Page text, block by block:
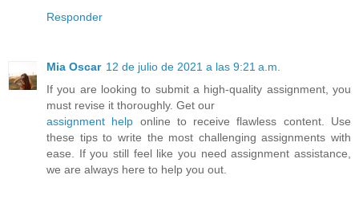
Responder
Mia Oscar 12 de julio de 2021 a las 9:21 a.m.
If you are looking to submit a high-quality assignment, you
must revise it thoroughly. Get our
assignment help online to receive flawless content. Use
these tips to write the most challenging assignments with
ease. If you still feel like you need assignment assistance,
we are always here to help you out.